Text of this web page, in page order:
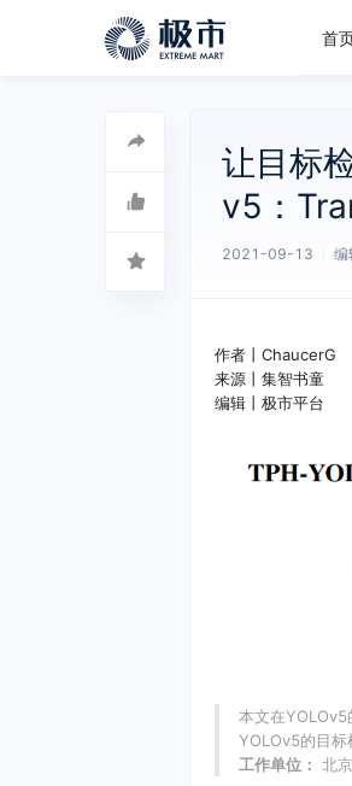
首
让目标
v5：
2021-09-13 编
作者丨ChaucerG
来源丨集智书童
​编辑丨极市平台
本文在YOLOv5
YOLOv5的目标
工作单位： 北